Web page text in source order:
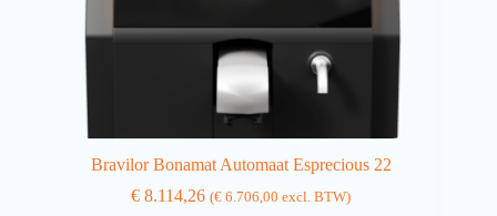
Bravilor Bonamat Automaat Esprecious 22
€ 8.114,26 (€ 6.706,00 excl. BTW)